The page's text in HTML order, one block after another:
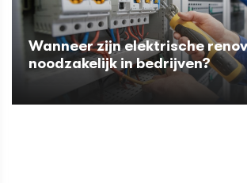
Wanneer zijn elektrische
noodzakelijk in bedrijven?